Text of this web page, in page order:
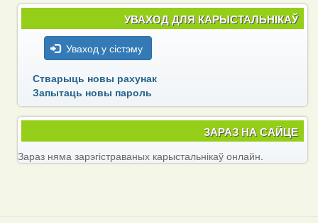
УВАХОД ДЛЯ КАРЫСТАЛЬНІКАЎ
Уваход у сістэму
Стварыць новы рахунак
Запытаць новы пароль
ЗАРАЗ НА САЙЦЕ
Зараз няма зарэгістраваных карыстальнікаў онлайн.